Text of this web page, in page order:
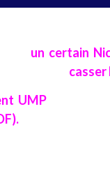
un certain
casser
UMP, Il s'est